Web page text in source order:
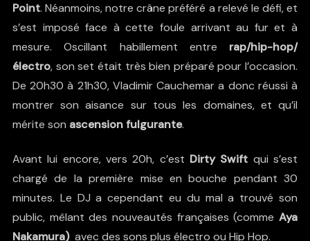
Point. Néanmoins, notre crâne préféré a relevé le défi, et
s’est imposé face à cette foule arrivant au fur et à
mesure. Oscillant habillement entre rap/hip-hop/
électro, son set était très bien préparé pour l’occasion.
De 20h30 à 21h30, Vladimir Cauchemar a donc réussi à
montrer son aisance sur tous les domaines, et qu’il
mérite son ascension fulgurante.
Avant lui encore, vers 20h, c’est Dirty Swift qui s’est
chargé de la première mise en bouche pendant 30
minutes. Le DJ a cependant eu du mal a trouvé son
public, mêlant des nouveautés françaises (commeAya
Nakamura) avec des sons plus électro ou Hip Hop.